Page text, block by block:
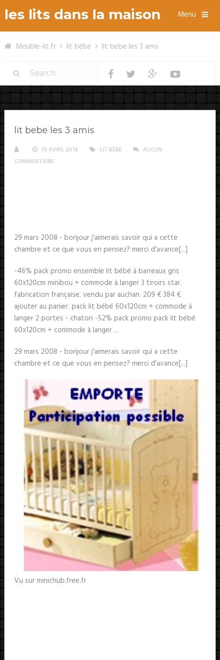
les lits dans la maison Menu
Meuble-lit.fr lit bébé lit bebe les 3 amis
lit bebe les 3 amis
19 AVRIL 2018 LIT BÉBÉ
AUCUN
COMMENTAIRE
29 mars 2008 - bonjour j'aimerais savoir qui a cette
chambre et ce que vous en pensez? merci d'avance[...]
-46% pack promo ensemble lit bébé à barreaux gris
60x120cm minibou + commode à langer 3 tiroirs star.
fabrication française. vendu par auchan. 209 € 384 €.
ajouter au panier. pack lit bébé 60x120cm + commode à
langer 2 portes - chaton -52% pack promo pack lit bébé
60x120cm + commode à langer ...
29 mars 2008 - bonjour j'aimerais savoir qui a cette
chambre et ce que vous en pensez? merci d'avance[...]
Vu sur minichub.free.fr